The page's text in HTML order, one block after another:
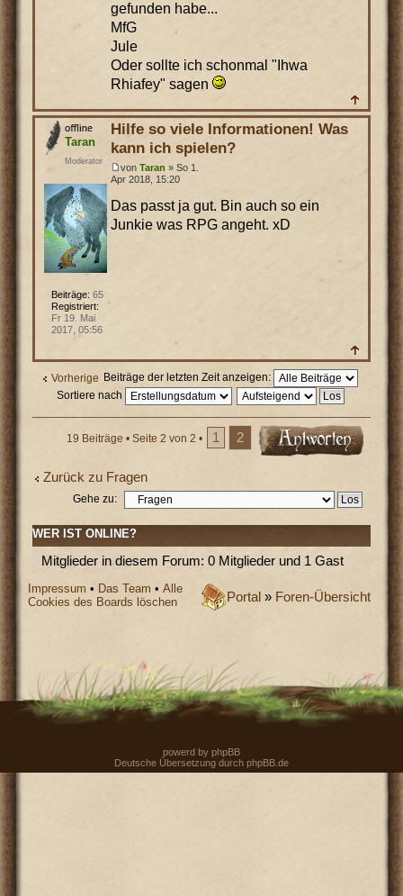
gefunden habe...
MfG
Jule
Oder sollte ich schonmal "Ihwa
Rhiafey" sagen
Hilfe so viele Informationen! Was
kann ich spielen?
von Taran » So 1.
Apr 2018, 15:20
Das passt ja gut. Bin auch so ein
Junkie was RPG angeht. xD
Taran
Moderator
Beiträge: 65
Registriert:
Fr 19. Mai
2017, 05:56
Vorherige Beiträge der letzten Zeit anzeigen:
Sortiere nach
19 Beiträge • Seite 2 von 2 • 1 2
Zurück zu Fragen
Gehe zu:
WER IST ONLINE?
Mitglieder in diesem Forum: 0 Mitglieder und 1 Gast
Portal » Foren-Übersicht
Impressum • Das Team •Alle
Cookies des Boards löschen
powerd by phpBB
Deutsche Übersetzung durch phpBB.de